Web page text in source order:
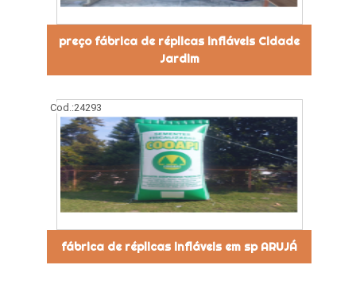
preço fábrica de réplicas infláveis Cidade
Jardim
Cod.:24293
fábrica de réplicas infláveis em sp ARUJÁ